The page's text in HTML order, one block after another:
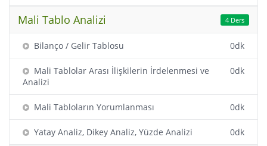
Mali Tablo Analizi 4 Ders
Bilanço / Gelir Tablosu 0dk
Mali Tablolar Arası İlişkilerin İrdelenmesi ve
Analizi
0dk
Mali Tabloların Yorumlanması 0dk
Yatay Analiz, Dikey Analiz, Yüzde Analizi 0dk